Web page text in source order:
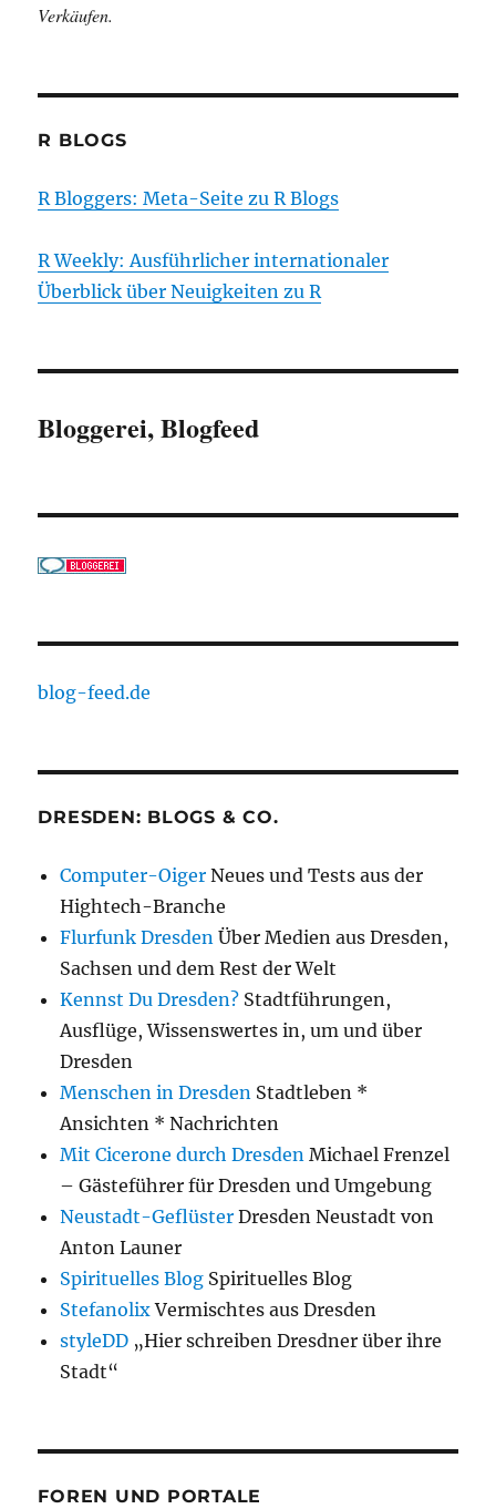
Verkäufen.
R BLOGS
R Bloggers: Meta-Seite zu R Blogs
R Weekly: Ausführlicher internationaler
Überblick über Neuigkeiten zu R
Bloggerei, Blogfeed
blog-feed.de
DRESDEN: BLOGS & CO.
Computer-Oiger Neues und Tests aus der
Hightech-Branche
Flurfunk Dresden Über Medien aus Dresden,
Sachsen und dem Rest der Welt
Kennst Du Dresden? Stadtführungen,
Ausflüge, Wissenswertes in, um und über
Dresden
Menschen in Dresden Stadtleben *
Ansichten * Nachrichten
Mit Cicerone durch Dresden Michael Frenzel
– Gästeführer für Dresden und Umgebung
Neustadt-Geflüster Dresden Neustadt von
Anton Launer
Spirituelles Blog Spirituelles Blog
StefanolixVermischtes aus Dresden
styleDD „Hier schreiben Dresdner über ihre
Stadt“
FOREN UND PORTALE